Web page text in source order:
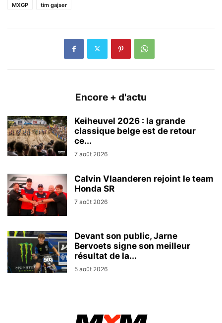
MXGP
tim gajser
Encore + d'actu
Keiheuvel 2026 : la grande
classique belge est de retour
ce...
7 août 2026
Calvin Vlaanderen rejoint le team
Honda SR
7 août 2026
Devant son public, Jarne
Bervoets signe son meilleur
résultat de la...
5 août 2026